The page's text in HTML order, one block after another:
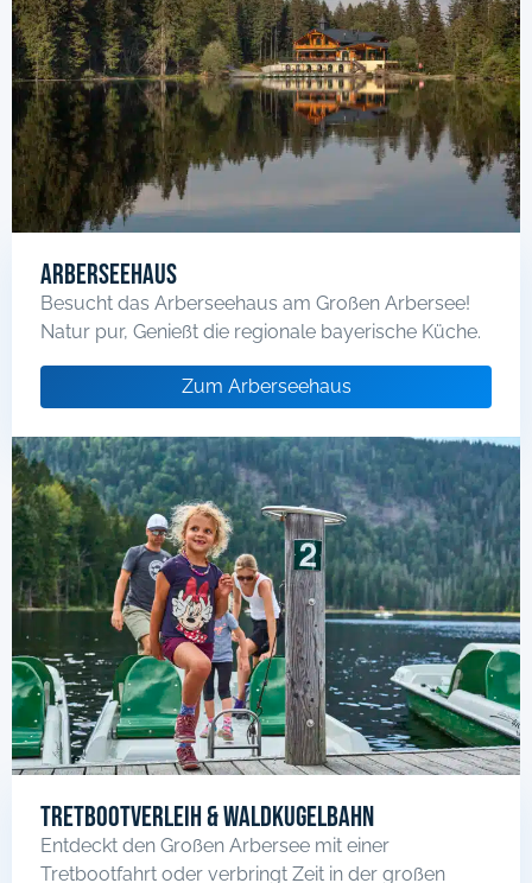
Arberseehaus
Besucht das Arberseehaus am Großen Arbersee!
Natur pur, Genießt die regionale bayerische Küche.
Zum Arberseehaus
Tretbootverleih & Waldkugelbahn
Entdeckt den Großen Arbersee mit einer
Tretbootfahrt oder verbringt Zeit in der großen